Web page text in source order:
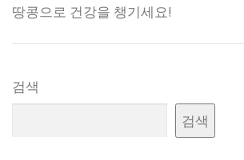
땅콩으로 건강을 챙기세요!
검색
검색